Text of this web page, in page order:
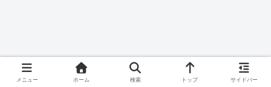
メニュー ホーム 検索 トップ サイドバー